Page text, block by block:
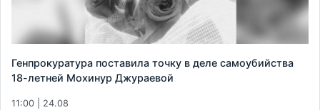
Генпрокуратура поставила точку в деле самоубийства
18-летней Мохинур Джураевой
11:00 | 24.08